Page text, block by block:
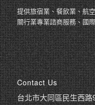
提供旅宿業、餐飲業、航
關行業專業諮商服務、國
Contact Us
台北市大同區民生西路